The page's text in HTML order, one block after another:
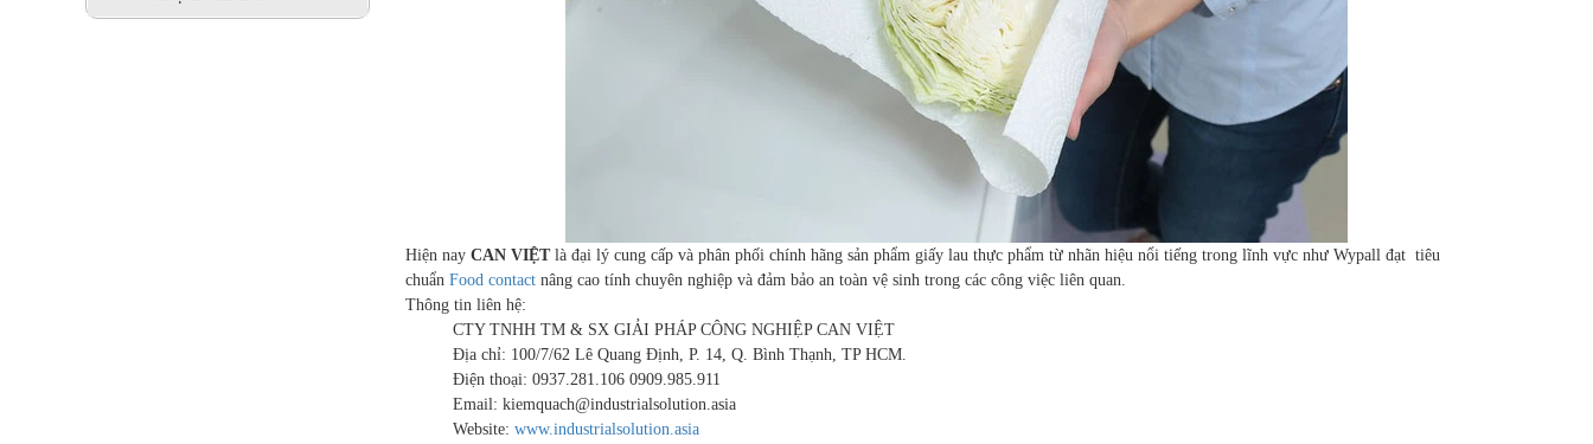
Hiện nay CAN VIỆTlà đại lý cung cấp và phân phối chính hãng sản phẩm giấy lau thực phẩm từ nhãn hiệu nổi tiếng trong lĩnh vực như Wypall đạt tiêu
chuẩn Food contact nâng cao tính chuyên nghiệp và đảm bảo an toàn vệ sinh trong các công việc liên quan.
Thông tin liên hệ:
CTY TNHH TM & SX GIẢI PHÁP CÔNG NGHIỆP CAN VIỆT
Địa chỉ: 100/7/62 Lê Quang Định, P. 14, Q. Bình Thạnh, TP HCM.
Điện thoại: 0937.281.106 0909.985.911
Email: kiemquach@industrialsolution.asia
Website: www.industrialsolution.asia